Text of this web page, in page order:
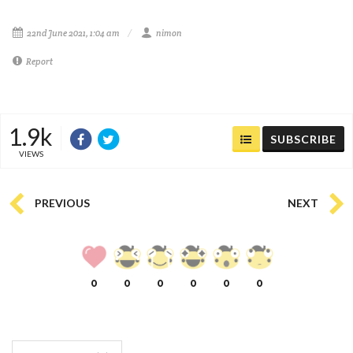
22nd June 2021, 1:04 am nimon
Report
1.9k
VIEWS
SUBSCRIBE
PREVIOUS NEXT
0 0 0 0 0 0